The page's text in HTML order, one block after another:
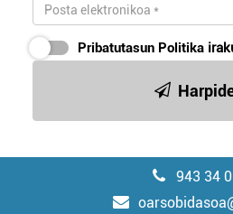
Pribatutasun Politika
943 34